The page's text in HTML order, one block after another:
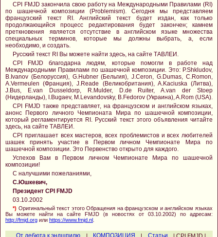
CPI FMJD закончила свою работу на Международными Правилами (RI)
по шашечной композиции (Problemism). Сегодня мы представляем
французский текст RI. Английский текст будет издан, как только
продолжающийся процесс редактирования будет закончен; камнем
преткновения является отсутствие в английском языке множества
специальных терминов, которые мы должны выбрать, а, если
необходимо, и создать.
Русский текст RI Вы можете найти здесь, на сайте ТАВЛЕИ.
CPI FMJD благодарна людям, которые помогли в работе над
Международными Правилами по шашечной композиции. Это: P.Shkludov,
B.Ivanov (Белоруссия), G.Hubner (Бельгия), J.Ceron, G.Dumas, C.Romon,
A.Vermeulen (Франция), J.Reade (Великобритания), A.Kaciuska (Литва),
J.Bus, E.van Dusseldorp, R.Mulder, D.de Ruiter, A.van der Stoep
(Нидерланды), I.Bugaev, M.Levandovsky, B.Fedorov (Украина), A.Rom (USA).
CPI FMJD также представляет, на французском и английском языках,
анонс Первого личного Чемпионата Мира по шашечной композиции,
который регламентируется RI. Русский текст этого объявления читайте
здесь, на сайте ТАВЛЕИ.
CPI приглашает всех мастеров, всех проблемистов и всех любителей
шашек принять участие в Первом личном Чемпионате Мира по
шашечной композиции. Это Первенство открыто для каждого.
Успехов Вам в Первом личном Чемпионате Мира по шашечной
композиции!
С налучшими пожеланиями,
С.Юшкевич,
Президент CPI FMJD
03.10.2002
*) Оригинальный текст этого Обращения на французском и английском языках
Вы можете найти на сайте FMJD (в новостях от 03.10.2002) по адресам:
http://fmjd.org или https://www.fmjd.nl